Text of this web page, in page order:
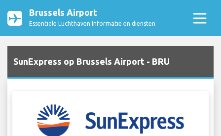
Brussels Airport
Essentiële Luchthaven Informatie en diensten
SunExpress op Brussels Airport - BRU